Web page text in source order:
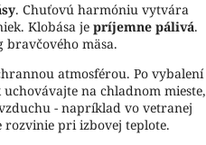
. Chuťovú harmóniu vytvára
Klobása je príjemne pálivá.
bravčového mäsa.
atmosférou. Po vybalení
na chladnom mieste,
- napríklad vo vetranej
rozvinie pri izbovej teplote.